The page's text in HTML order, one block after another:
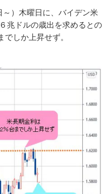
）木曜日に、バイデン米
兆ドルの歳出を求めるとの
でしか上昇せず。